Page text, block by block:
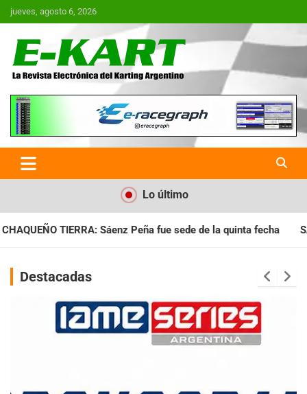
Saltar
al
jueves, agosto 6, 2026
E-Kart.com.ar | La Revista
Electrónica del Karting en
Argentina
Lo último
de la quinta fecha SANTIAGUEÑO: Se cumplió con la
Destacadas